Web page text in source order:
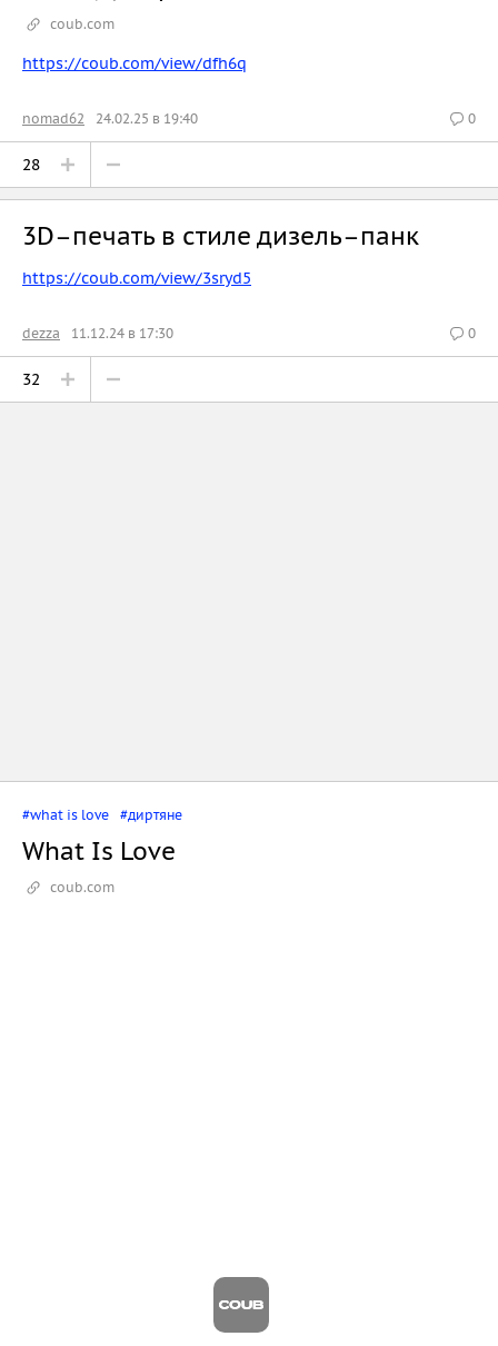
coub.com
https://coub.com/view/dfh6q
nomad62 24.02.25 в 19:40 0
28
3D–печать в стиле дизель–панк
https://coub.com/view/3sryd5
dezza 11.12.24 в 17:30 0
32
#what is love #диртяне
What Is Love
coub.com